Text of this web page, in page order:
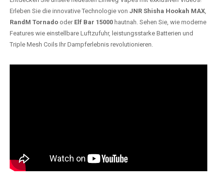
Erleben Sie die innovative Technologie von JNR Shisha Hookah MAX,
RandM Tornado oder Elf Bar 15000 hautnah. Sehen Sie, wie moderne
Features wie einstellbare Luftzufuhr, leistungsstarke Batterien und
Triple Mesh Coils Ihr Dampferlebnis revolutionieren.